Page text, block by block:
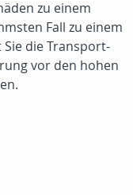
zu einem
Fall zu einem
die Transport-
vor den hohen